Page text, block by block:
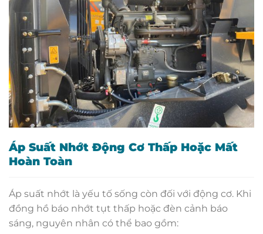
Áp Suất Nhớt Động Cơ Thấp Hoặc Mất
Hoàn Toàn
Áp suất nhớt là yếu tố sống còn đối với động cơ. Khi
đồng hồ báo nhớt tụt thấp hoặc đèn cảnh báo
sáng, nguyên nhân có thể bao gồm: